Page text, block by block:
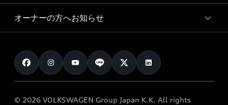
車両比較
カタログ一覧
Audi collection
アウディナビアプリ
サービスプログラム
メンテナンス
車検 / 定期点検
e-tronアフターサポート
Audi認定中古車
クオリティ
保証
メンテナンス
オーナーの方へお知らせ
お知らせ
オーナー様向けキャンペーン
© 2026 VOLKSWAGEN Group Japan K.K. All rights